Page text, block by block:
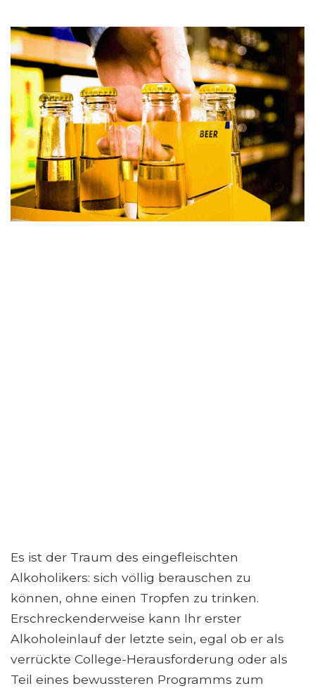
Es ist der Traum des eingefleischten
Alkoholikers: sich völlig berauschen zu
können, ohne einen Tropfen zu trinken.
Erschreckenderweise kann Ihr erster
Alkoholeinlauf der letzte sein, egal ob er als
verrückte College-Herausforderung oder als
Teil eines bewussteren Programms zum